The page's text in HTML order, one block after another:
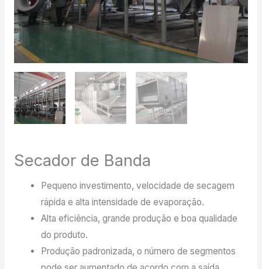
Secador de Banda
Pequeno investimento, velocidade de secagem
rápida e alta intensidade de evaporação.
Alta eficiência, grande produção e boa qualidade
do produto.
Produção padronizada, o número de segmentos